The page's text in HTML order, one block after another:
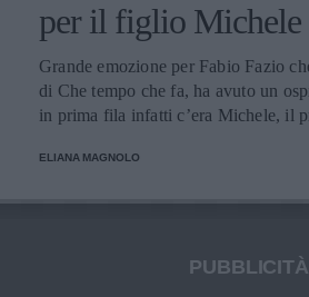
per il figlio Michele
Grande emozione per Fabio Fazio
di Che tempo che fa, ha avuto un
in prima fila infatti c’era Michele, il
trasmissione televisiva.
ELIANA MAGNOLO
PUBBLICITÀ